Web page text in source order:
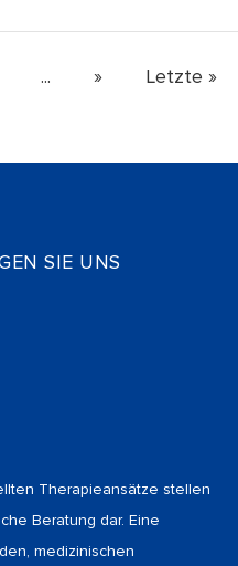
... » Letzte »
SIE UNS
Therapieansätze stellen
Beratung dar. Eine
medizinischen